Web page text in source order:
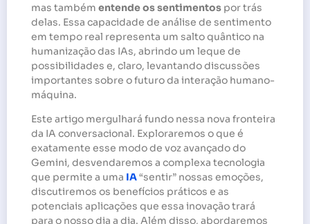
mas também entende os sentimentos por trás
delas. Essa capacidade de análise de sentimento
em tempo real representa um salto quântico na
humanização das IAs, abrindo um leque de
possibilidades e, claro, levantando discussões
importantes sobre o futuro da interação humano-
máquina.
Este artigo mergulhará fundo nessa nova fronteira
da IA conversacional. Exploraremos o que é
exatamente esse modo de voz avançado do
Gemini, desvendaremos a complexa tecnologia
que permite a uma IA“sentir” nossas emoções,
discutiremos os benefícios práticos e as
potenciais aplicações que essa inovação trará
para o nosso dia a dia. Além disso, abordaremos